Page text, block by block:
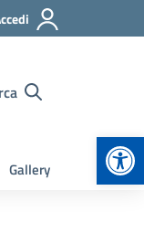
Gallery